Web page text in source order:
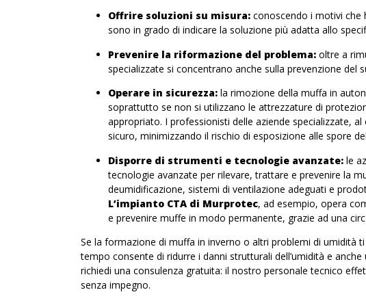
Offrire soluzioni su misura:conoscendo i motivi che
sono in grado di indicare la soluzione più adatta allo
Prevenire la riformazione del problema:oltre a
specializzate si concentrano anche sulla prevenzione del
Operare in sicurezza:la rimozione della muffa in
soprattutto se non si utilizzano le attrezzature di
appropriato. I professionisti delle aziende specializzate,
sicuro, minimizzando il rischio di esposizione alle spore
Disporre di strumenti e tecnologie avanzate:le
tecnologie avanzate per rilevare, trattare e prevenire la
deumidificazione, sistemi di ventilazione adeguati e
L’impianto CTA di Murprotec, ad esempio, opera
e prevenire muffe in modo permanente, grazie ad una
Se la formazione di muffa in inverno o altri problemi di umidità
tempo consente di ridurre i danni strutturali dell’umidità e
richiedi una consulenza gratuita: il nostro personale tecnico
senza impegno.